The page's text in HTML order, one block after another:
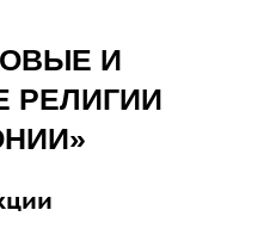
И
РЕЛИГИИ
»